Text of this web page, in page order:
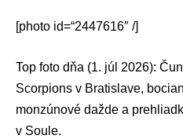
[photo id=“2447616″ /]
Top foto dňa (1. júl 2026):
Scorpions v Bratislave,
monzúnové dažde a
v Soule.